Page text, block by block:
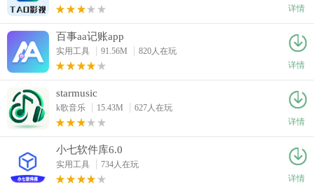
详情
百事aa记账app
实用工具 91.56M
820人在玩
详情
starmusic
k歌音乐 15.43M
627人在玩
详情
小七软件库6.0
实用工具
734人在玩
详情